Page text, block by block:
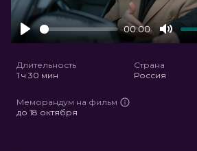
Play
00:00
Mute
Длительность
1 ч 30 мин
Страна
Россия
Меморандум на фильм
до 18 октября